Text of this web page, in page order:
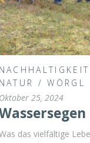
NACHHALTIGKEIT
NATUR /WÖRGL
Oktober 25, 2024
das vielfältige